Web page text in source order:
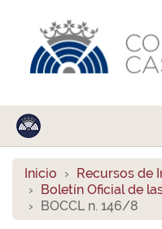
Inicio
Recursos de
Boletín Oficial de
BOCCL n. 146/8